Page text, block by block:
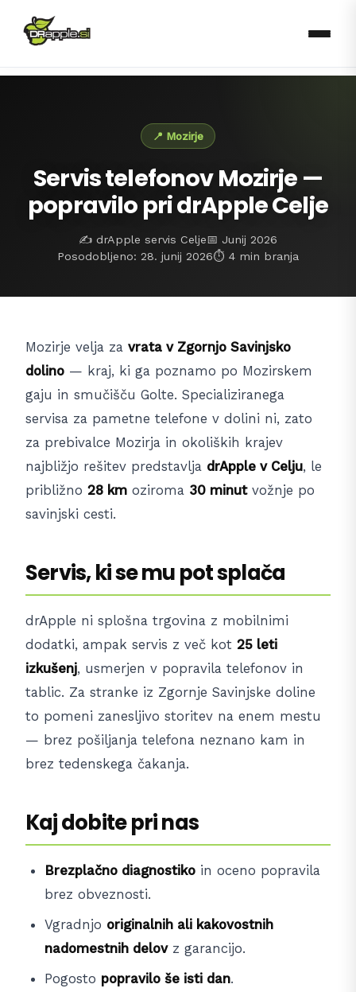
📍 Mozirje
Servis telefonov Mozirje —
popravilo pri drApple Celje
✍️ drApple servis Celje📅 Junij 2026
Posodobljeno: 28. junij 2026⏱️ 4 min branja
Mozirje velja za vrata v Zgornjo Savinjsko
dolino — kraj, ki ga poznamo po Mozirskem
gaju in smučišču Golte. Specializiranega
servisa za pametne telefone v dolini ni, zato
za prebivalce Mozirja in okoliških krajev
najbližjo rešitev predstavlja drApple v Celju, le
približno 28 km oziroma 30 minutvožnje po
savinjski cesti.
Servis, ki se mu pot splača
drApple ni splošna trgovina z mobilnimi
dodatki, ampak servis z več kot 25 leti
izkušenj, usmerjen v popravila telefonov in
tablic. Za stranke iz Zgornje Savinjske doline
to pomeni zanesljivo storitev na enem mestu
— brez pošiljanja telefona neznano kam in
brez tedenskega čakanja.
Kaj dobite pri nas
Brezplačno diagnostiko in oceno popravila
brez obveznosti.
Vgradnjo originalnih ali kakovostnih
nadomestnih delovz garancijo.
Pogosto popravilo še isti dan.